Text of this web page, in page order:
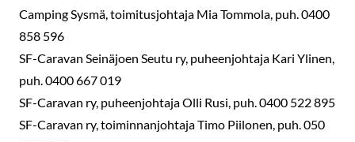
Camping Sysmä, toimitusjohtaja Mia Tommola, puh. 0400
858 596
SF-Caravan Seinäjoen Seutu ry, puheenjohtaja Kari Ylinen,
puh. 0400 667 019
SF-Caravan ry, puheenjohtaja Olli Rusi, puh. 0400 522 895
SF-Caravan ry, toiminnanjohtaja Timo Piilonen, puh. 050